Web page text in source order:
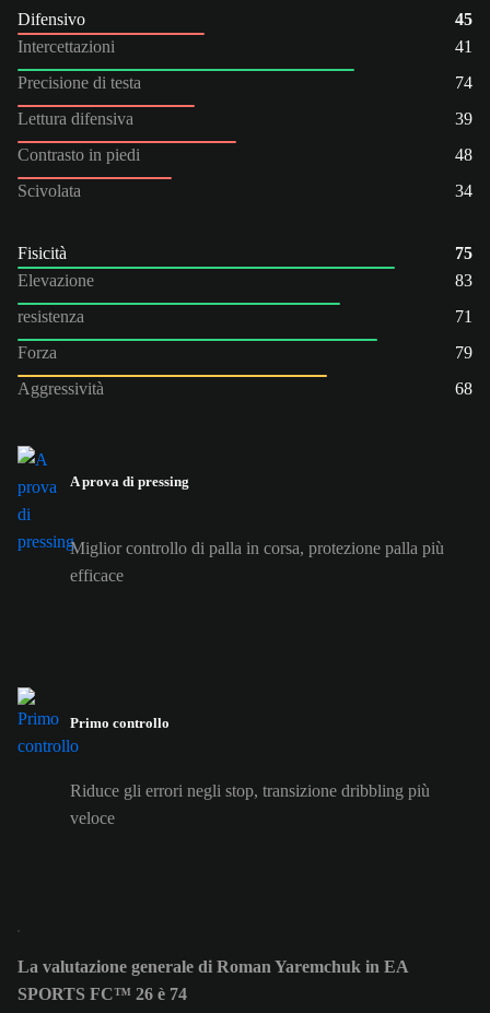
Difensivo
45
Intercettazioni
41
Precisione di testa
74
Lettura difensiva
39
Contrasto in piedi
48
Scivolata
34
Fisicità
75
Elevazione
83
resistenza
71
Forza
79
Aggressività
68
A prova di pressing
Miglior controllo di palla in corsa, protezione palla più
efficace
Primo controllo
Riduce gli errori negli stop, transizione dribbling più
veloce
La valutazione generale di Roman Yaremchuk in EA
SPORTS FC™ 26 è 74